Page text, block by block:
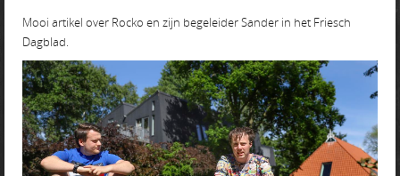
Mooi artikel over Rocko en zijn begeleider Sander in het Friesch
Dagblad.